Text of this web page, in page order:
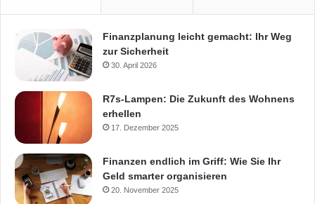
Finanzplanung leicht gemacht: Ihr Weg
zur Sicherheit
30. April 2026
R7s-Lampen: Die Zukunft des Wohnens
erhellen
17. Dezember 2025
Finanzen endlich im Griff: Wie Sie Ihr
Geld smarter organisieren
20. November 2025